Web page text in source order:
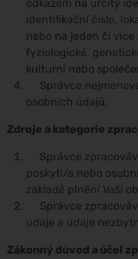
odkazem na určitý
identifikační číslo,
nebo na jeden či
fyziologické,
kulturní nebo
Správce
osobních údajů.
Zdroje a kategorie
Správce
poskytl/a nebo
základě plnění Vaší
Správce
údaje a údaje
Zákonný důvod a účel